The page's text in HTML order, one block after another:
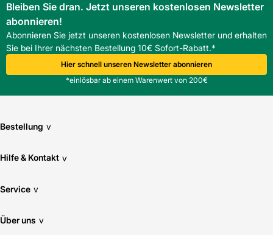
Bleiben Sie dran. Jetzt unseren kostenlosen Newsletter
abonnieren!
Abonnieren Sie jetzt unseren kostenlosen Newsletter und erhalten
Sie bei Ihrer nächsten Bestellung 10€ Sofort-Rabatt.*
Hier schnell unseren Newsletter abonnieren
*einlösbar ab einem Warenwert von 200€
Bestellung v
Hilfe & Kontakt v
Service v
Über uns v